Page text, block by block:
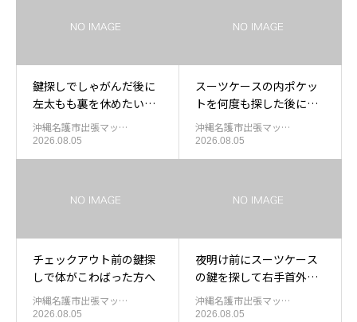
鍵探しでしゃがんだ後に
左太もも裏を休めたい方
へ
沖縄名護市出張マッ…
2026.08.05
スーツケースの内ポケッ
トを何度も探した後に体
を整えたい方へ
沖縄名護市出張マッ…
2026.08.05
チェックアウト前の鍵探
しで体がこわばった方へ
沖縄名護市出張マッ…
2026.08.05
夜明け前にスーツケース
の鍵を探して右手首外側
が重い方へ
沖縄名護市出張マッ…
2026.08.05